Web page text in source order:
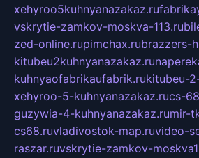
xehyroo5kuhnyanazakaz.ru
vskrytie-zamkov-moskva-113.ru
zed-online.rupimchax.rubrazzers-
kitubeu2kuhnyanazakaz.ru
kuhnyaofabrikaufabrik.rukitubeu-
xehyroo-5-kuhnyanazakaz.rucs-
guzywia-4-kuhnyanazakaz.rumir-
cs68.ruvladivostok-map.ruvideo-
raszar.ruvskrytie-zamkov-